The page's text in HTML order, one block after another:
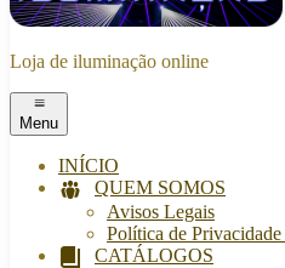
Loja de iluminação online
Menu
INÍCIO
QUEM SOMOS
Avisos Legais
Política de
CATÁLOGOS